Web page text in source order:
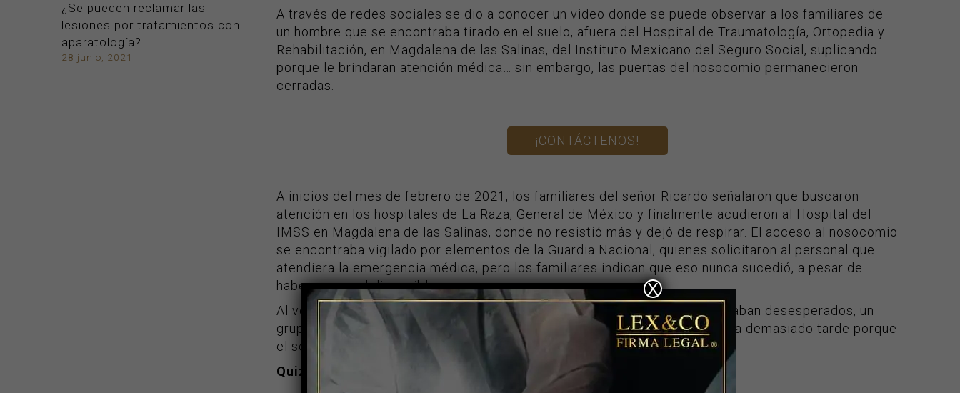
A través de redes sociales se dio a conocer un video donde se puede observar a los familiares de
un hombre que se encontraba tirado en el suelo, afuera del Hospital de Traumatología, Ortopedia y
Rehabilitación, en Magdalena de las Salinas, del Instituto Mexicano del Seguro Social, suplicando
porque le brindaran atención médica… sin embargo, las puertas del nosocomio permanecieron
cerradas.
¡CONTÁCTENOS!
A inicios del mes de febrero de 2021, los familiares del señor Ricardo señalaron que buscaron
atención en los hospitales de La Raza, General de México y finalmente acudieron al Hospital del
IMSS en Magdalena de las Salinas, donde no resistió más y dejó de respirar. El acceso al nosocomio
se encontraba vigilado por elementos de la Guardia Nacional, quienes solicitaron al personal que
atendiera la emergencia médica, pero los familiares indican que eso nunca sucedió, a pesar de
haber personal disponible.
Al ver que el hombre permanecía inconsciente y los familiares se encontraban desesperados, un
grupo de paramédicos se acercaron a valorarlo pero, lamentablemente, era demasiado tarde porque
el señor Ricardo ya no tenía signos vitales.
Quizás te interese leer sobre: “
Indemnización por riesgo de trabajo“
¿Se pueden reclamar las
lesiones por tratamientos con
aparatología?
28 junio, 2021
X